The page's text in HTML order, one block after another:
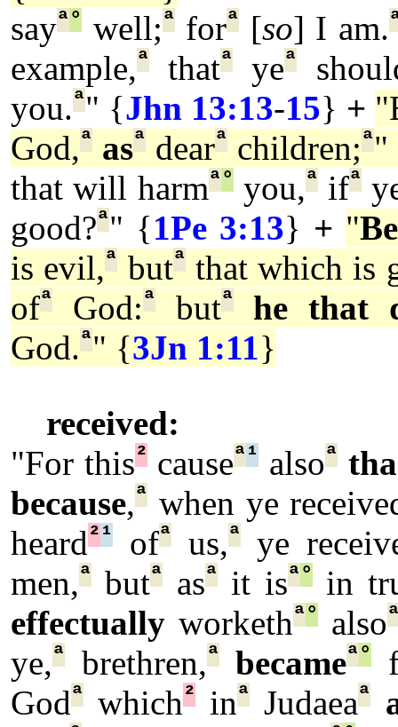
sayª° well;ªforª [so] I am.
example,ª thatª yeª
you.ª" {Jhn 13:13-15} +
God,ª asª dearª children;ª"
that will harmª°you,ªifª
good?ª" {1Pe 3:13} + "
is evil,ª butª that which is
ofª God:ª butª
he that
God.ª" {3Jn 1:11}
received:
"For this²causeª¹ alsoª
because,ª when ye
heard²¹ ofªus,ªye
men,ª butª asªit isª°in
effectually workethª° also
ye,ª brethren,ª becameª°
Godª which² inª Judaeaª